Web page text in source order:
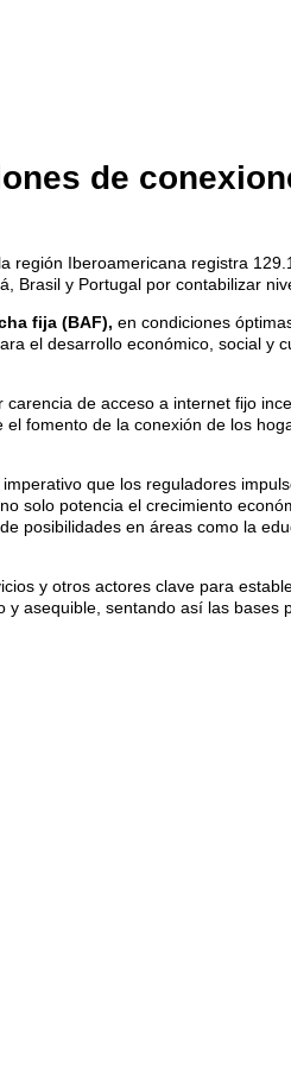
de
la región Iberoamericana registra
y Portugal por contabilizar
fija (BAF), en condiciones
el desarrollo económico, social
de acceso a internet fijo
fomento de la conexión de los
que los reguladores
solo potencia el crecimiento
posibilidades en áreas como la
y otros actores clave para
asequible, sentando así las bases